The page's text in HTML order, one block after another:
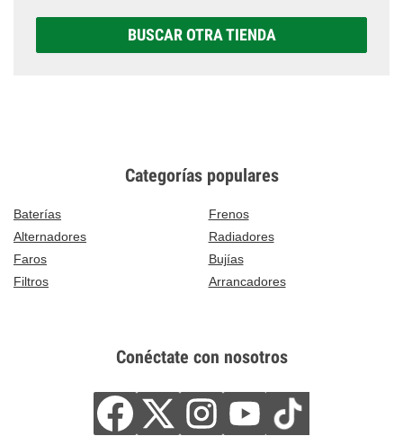
BUSCAR OTRA TIENDA
Categorías populares
Baterías
Frenos
Alternadores
Radiadores
Faros
Bujías
Filtros
Arrancadores
Conéctate con nosotros